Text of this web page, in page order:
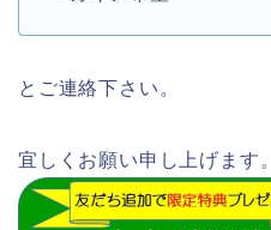
とご連絡下さい。
宜しくお願い申し上げます。